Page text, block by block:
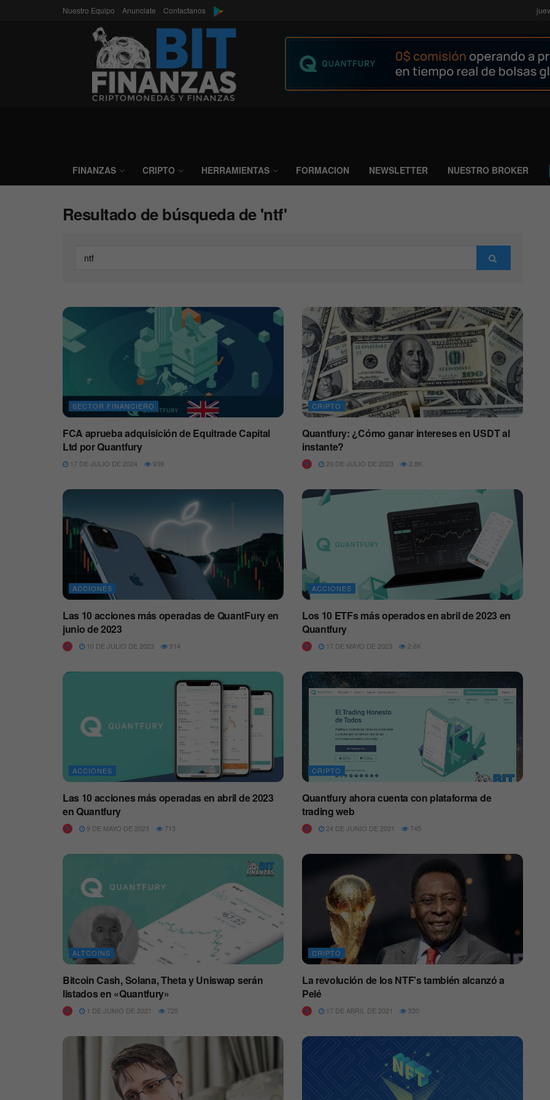
Nuestro Equipo Anunciate Contactanos
FINANZAS CRIPTO HERRAMIENTAS FORMACION NEWSLETTER NUESTRO BROKER
Resultado de búsqueda de 'ntf'
SECTOR FINANCIERO
FCA aprueba adquisición de Equitrade Capital
Ltd por Quantfury
17 DE JULIO DE 2024 939
CRIPTO
Quantfury: ¿Cómo ganar intereses en USDT al
instante?
20 DE JULIO DE 2023 2.8K
ACCIONES
Las 10 acciones más operadas de QuantFury en
junio de 2023
10 DE JULIO DE 2023 914
ACCIONES
Los 10 ETFs más operados en abril de 2023 en
Quantfury
17 DE MAYO DE 2023 2.6K
ACCIONES
Las 10 acciones más operadas en abril de 2023
en Quantfury
9 DE MAYO DE 2023 713
CRIPTO
Quantfury ahora cuenta con plataforma de
trading web
24 DE JUNIO DE 2021 745
ALTCOINS
Bitcoin Cash, Solana, Theta y Uniswap serán
listados en «Quantfury»
1 DE JUNIO DE 2021 725
CRIPTO
La revolución de los NTF’s también alcanzó a
Pelé
17 DE ABRIL DE 2021 530